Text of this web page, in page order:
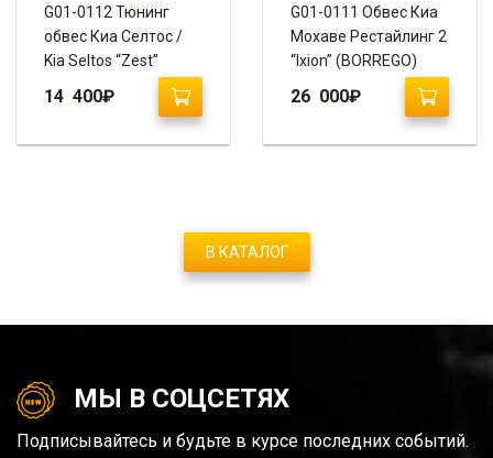
G01-0112 Тюнинг
обвес Киа Селтос /
Kia Seltos “Zest”
14 400₽
G01-0111 Обвес Киа
Мохаве Рестайлинг 2
“Ixion” (BORREGO)
26 000₽
В КАТАЛОГ
МЫ В СОЦСЕТЯХ
Подписывайтесь и будьте в курсе последних событий.